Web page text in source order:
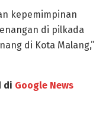
kepemimpinan
di pilkada
di Kota Malang,”
di Google News